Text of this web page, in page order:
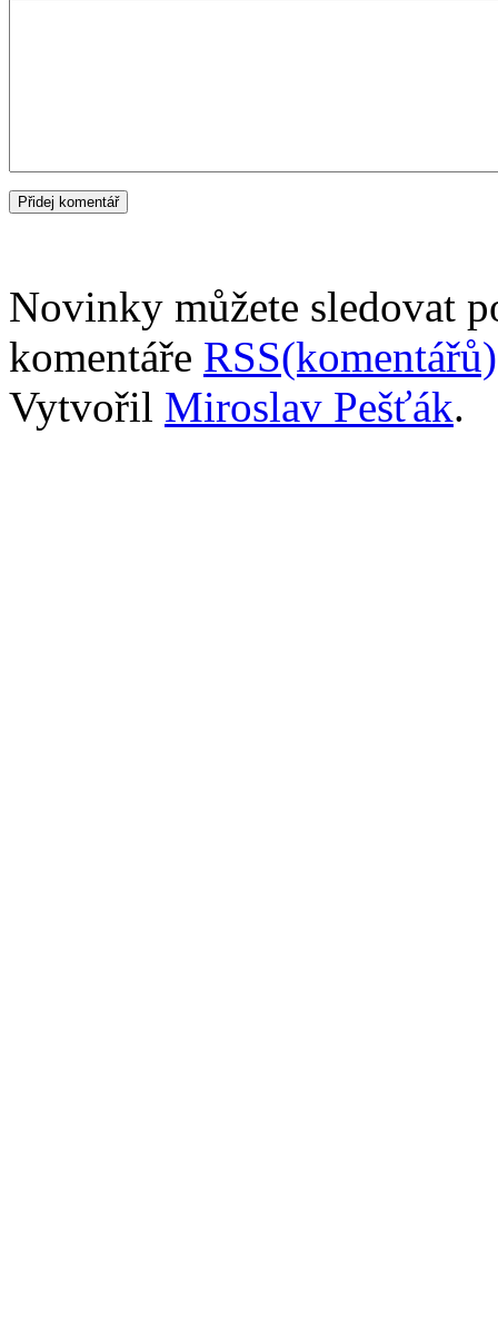
Novinky můžete sledovat
komentáře RSS(komentářů)
Vytvořil Miroslav Pešťák.